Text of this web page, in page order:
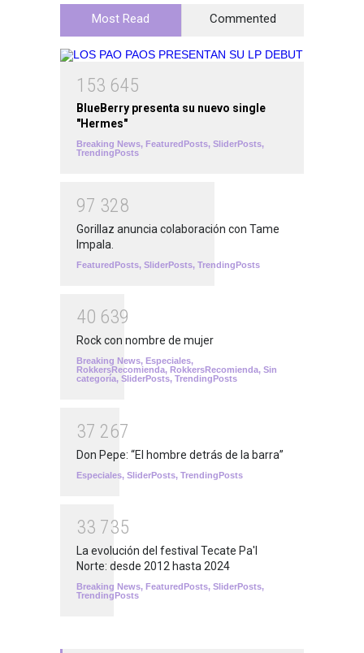
Most Read Commented
1 53 645
BlueBerry presenta su nuevo single
"Hermes"
Breaking News, FeaturedPosts, SliderPosts,
TrendingPosts
97 328
Gorillaz anuncia colaboración con Tame
Impala.
FeaturedPosts, SliderPosts, TrendingPosts
40 639
Rock con nombre de mujer
Breaking News, Especiales,
RokkersRecomienda, RokkersRecomienda, Sin
categoría, SliderPosts, TrendingPosts
37 267
Don Pepe: “El hombre detrás de la barra”
Especiales, SliderPosts, TrendingPosts
33 735
La evolución del festival Tecate Pa'l
Norte: desde 2012 hasta 2024
Breaking News, FeaturedPosts, SliderPosts,
TrendingPosts